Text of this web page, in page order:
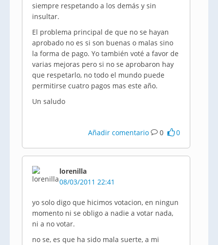
siempre respetando a los demás y sin
insultar.
El problema principal de que no se hayan
aprobado no es si son buenas o malas sino
la forma de pago. Yo también voté a favor de
varias mejoras pero si no se aprobaron hay
que respetarlo, no todo el mundo puede
permitirse cuatro pagos mas este año.
Un saludo
Añadir comentario 0 0
lorenilla
08/03/2011 22:41
yo solo digo que hicimos votacion, en ningun
momento ni se obligo a nadie a votar nada,
ni a no votar.
no se, es que ha sido mala suerte, a mi